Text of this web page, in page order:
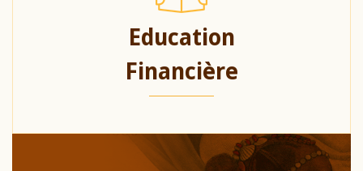
Education
Financière